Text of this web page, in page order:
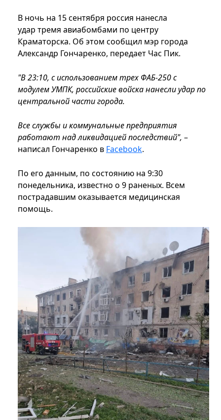
В ночь на 15 сентября россия нанесла
удар тремя авиабомбами по центру
Краматорска. Об этом сообщил мэр города
Александр Гончаренко, передает Час Пик.
"В 23:10, с использованием трех ФАБ-250 с
модулем УМПК, российские войска нанесли удар по
центральной части города.
Все службы и коммунальные предприятия
работают над ликвидацией последствий", –
написал Гончаренко в Facebook.
По его данным, по состоянию на 9:30
понедельника, известно о 9 раненых. Всем
пострадавшим оказывается медицинская
помощь.